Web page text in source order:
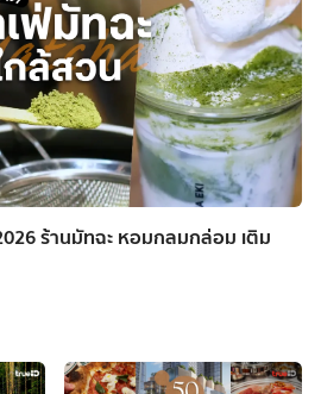
ร้านมัทฉะ หอมกลมกล่อม เติม